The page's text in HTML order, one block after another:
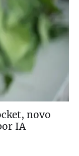
novo
IA